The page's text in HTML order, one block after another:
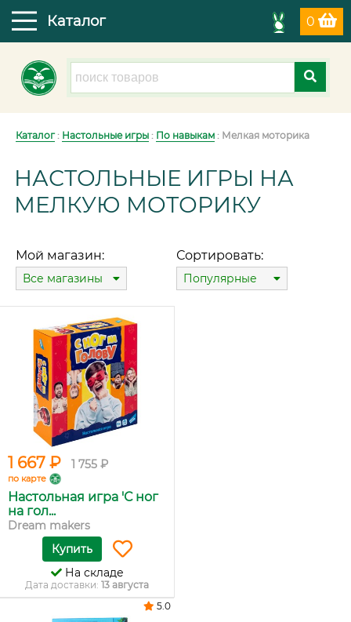
0
Каталог
Каталог: Настольные игры : По навыкам : Мелкая моторика
НАСТОЛЬНЫЕ ИГРЫ НА
МЕЛКУЮ МОТОРИКУ
Мой магазин:
Все магазины
Сортировать:
Популярные
1 667 ₽ 1 755 ₽
по карте
Настольная игра 'С ног
на гол...
Dream makers
Купить
На складе
Дата доставки: 13 августа
5.0